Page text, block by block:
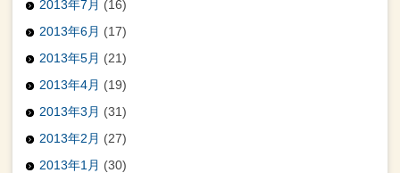
2013年7月 (16)
2013年6月 (17)
2013年5月 (21)
2013年4月 (19)
2013年3月 (31)
2013年2月 (27)
2013年1月 (30)